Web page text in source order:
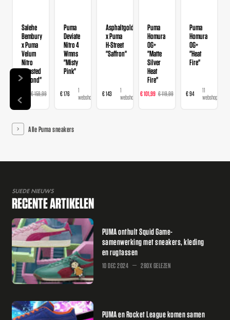
Salehe
Bembury
x Puma
Velum
Nitro
"Toasted
Almond"
€ 159,99
webshops
Puma
Deviate
Nitro 4
Wmns
"Misty
Pink"
€ 176
1
webshop
Asphaltgold
x Puma
H-Street
"Saffron"
€ 143
1
webshop
Puma
Homura
OG+
"Matte
Silver
Heat
Fire"
€ 101,99 € 119,99
webshops
Puma
Homura
OG+
"Heat
Fire"
€ 94
11
webshops
Alle Puma sneakers
SUEDE NIEUWS
RECENTE ARTIKELEN
PUMA onthult Squid Game-
samenwerking met sneakers, kleding
en rugtassen
10 DEC 2024 280X GELEZEN
PUMA en Rocket League komen samen